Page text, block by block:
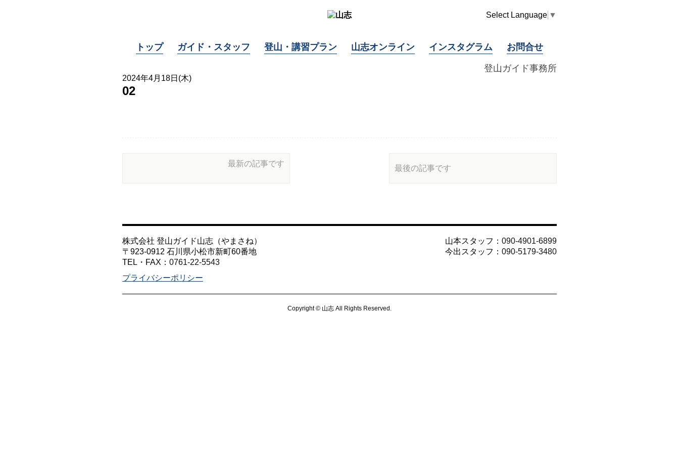
登山ガイド事務所
Select Language ▼
トップ ガイド・スタッフ 登山・講習プラン 山志オンライン インスタグラム お問合せ
2024年4月18日(木)
02
最新の記事です
最後の記事です
株式会社 登山ガイド山志（やまさね）
〒923-0912 石川県小松市新町60番地
TEL・FAX： 0761-22-5543
プライバシーポリシー
山本スタッフ： 090-4901-6899
今出スタッフ： 090-5179-3480
Copyright © 山志 All Rights Reserved.